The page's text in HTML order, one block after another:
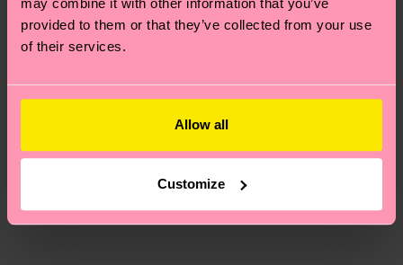
may combine it with other information that you’ve
provided to them or that they’ve collected from your use
of their services.
Allow all
Customize